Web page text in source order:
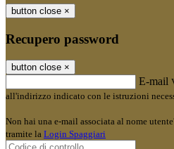
button close ×
Recupero password
button close ×
E-mail
all'indirizzo indicato con le istruzioni
Non hai una e-mail associata al nome
tramite la Login Spaggiari